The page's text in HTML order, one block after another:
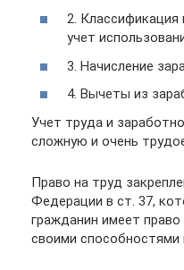
2. Классификация
учет
3. Начисление
4. Вычеты из
Учет труда и
сложную и очень
Право на труд
Федерации в ст. 37,
гражданин имеет
своими способностями